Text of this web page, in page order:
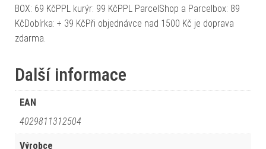
BOX: 69 KčPPL kurýr: 99 KčPPL ParcelShop a Parcelbox: 89
KčDobírka: + 39 KčPři objednávce nad 1500 Kč je doprava
zdarma.
Další informace
EAN
4029811312504
Výrobce